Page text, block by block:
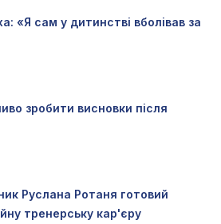
«Я сам у дитинстві вболівав за
зробити висновки після
Руслана Ротаня готовий
тренерську кар'єру